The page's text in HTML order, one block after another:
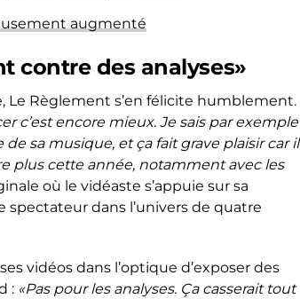
augmenté
contre des analyses»
Le Règlement s’en félicite humblement.
c’est encore mieux. Je sais par exemple
sa musique, et ça fait grave plaisir car il
plus cette année, notamment avec les
où le vidéaste s’appuie sur sa
spectateur dans l’univers de quatre
vidéos dans l’optique d’exposer des
: «Pas pour les analyses. Ça casserait tout